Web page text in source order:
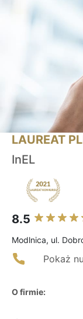
LAUREAT
InEL
8.5
Modlnica, ul.
Pokaż
O firmie: